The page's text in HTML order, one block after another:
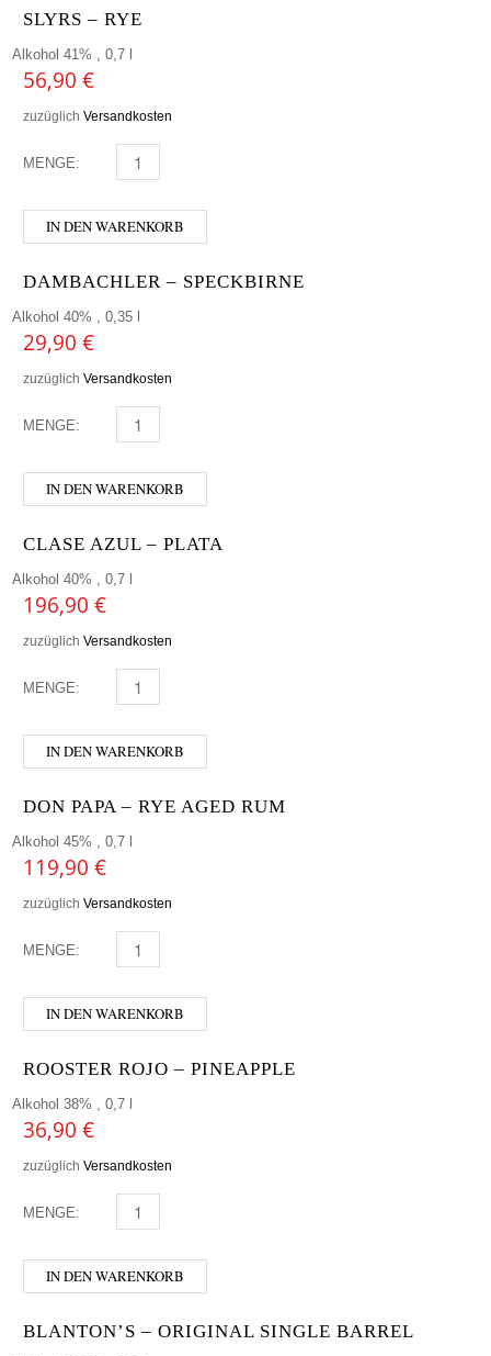
SLYRS – RYE
Alkohol 41% , 0,7 l
56,90 €
zuzüglich Versandkosten
MENGE: SLYRS - RYE MENGE
IN DEN WARENKORB
DAMBACHLER – SPECKBIRNE
Alkohol 40% , 0,35 l
29,90 €
zuzüglich Versandkosten
MENGE: DAMBACHLER - SPECKBIRNE MENGE
IN DEN WARENKORB
CLASE AZUL – PLATA
Alkohol 40% , 0,7 l
196,90 €
zuzüglich Versandkosten
MENGE: CLASE AZUL - PLATA MENGE
IN DEN WARENKORB
DON PAPA – RYE AGED RUM
Alkohol 45% , 0,7 l
119,90 €
zuzüglich Versandkosten
MENGE: DON PAPA - RYE AGED RUM MENGE
IN DEN WARENKORB
ROOSTER ROJO – PINEAPPLE
Alkohol 38% , 0,7 l
36,90 €
zuzüglich Versandkosten
MENGE: ROOSTER ROJO - PINEAPPLE MENGE
IN DEN WARENKORB
BLANTON’S – ORIGINAL SINGLE BARREL